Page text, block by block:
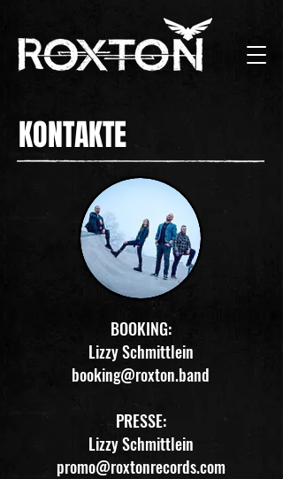
KONTAKTE
BOOKING:​
Lizzy Schmittlein
booking@roxton.band
PRESSE:
Lizzy Schmittlein
promo@roxtonrecords.com